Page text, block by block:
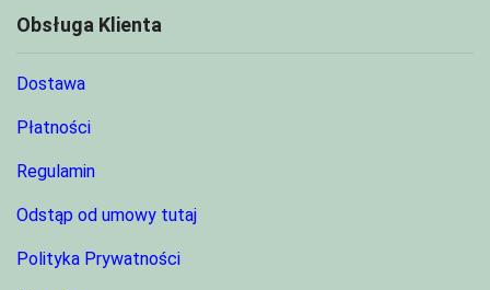
Obsługa Klienta
Dostawa
Płatności
Regulamin
Odstąp od umowy tutaj
Polityka Prywatności